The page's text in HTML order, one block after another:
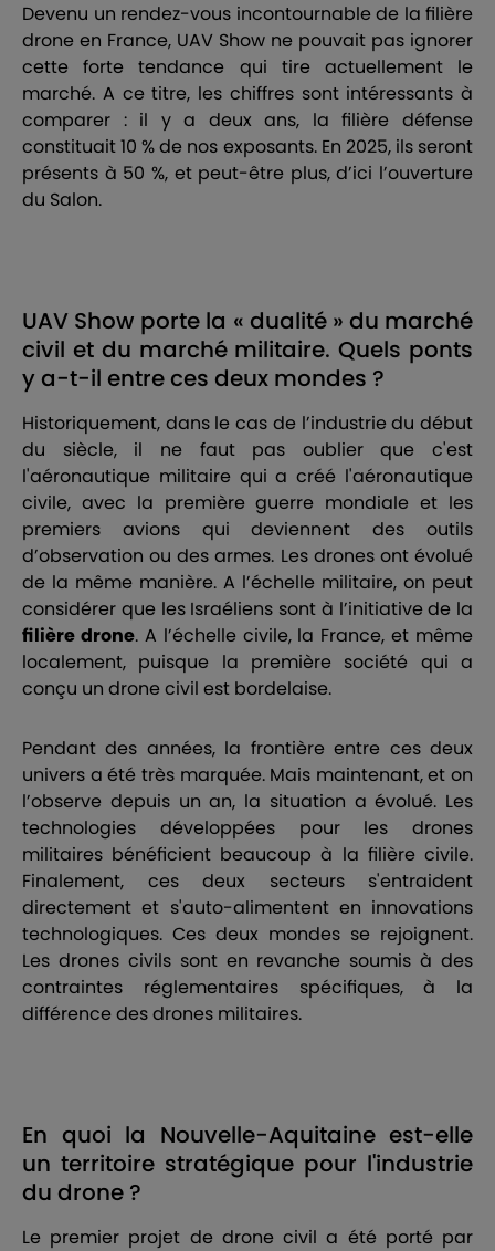
Devenu un rendez-vous incontournable de la filière
drone en France, UAV Show ne pouvait pas ignorer
cette forte tendance qui tire actuellement le
marché. A ce titre, les chiffres sont intéressants à
comparer : il y a deux ans, la filière défense
constituait 10 % de nos exposants. En 2025, ils seront
présents à 50 %, et peut-être plus, d’ici l’ouverture
du Salon.
UAV Show porte la « dualité » du marché
civil et du marché militaire. Quels ponts
y a-t-il entre ces deux mondes ?
Historiquement, dans le cas de l’industrie du début
du siècle, il ne faut pas oublier que c'est
l'aéronautique militaire qui a créé l'aéronautique
civile, avec la première guerre mondiale et les
premiers avions qui deviennent des outils
d’observation ou des armes. Les drones ont évolué
de la même manière. A l’échelle militaire, on peut
considérer que les Israéliens sont à l’initiative de la
filière drone. A l’échelle civile, la France, et même
localement, puisque la première société qui a
conçu un drone civil est bordelaise.
Pendant des années, la frontière entre ces deux
univers a été très marquée. Mais maintenant, et on
l’observe depuis un an, la situation a évolué. Les
technologies développées pour les drones
militaires bénéficient beaucoup à la filière civile.
Finalement, ces deux secteurs s'entraident
directement et s'auto-alimentent en innovations
technologiques. Ces deux mondes se rejoignent.
Les drones civils sont en revanche soumis à des
contraintes réglementaires spécifiques, à la
différence des drones militaires.
En quoi la Nouvelle-Aquitaine est-elle
un territoire stratégique pour l'industrie
du drone ?
Le premier projet de drone civil a été porté par